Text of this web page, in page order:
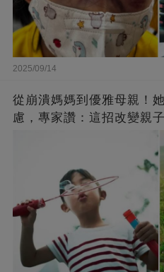
2025/09/14
從崩潰媽媽到優雅母親！
慮，專家讚：這招改變親